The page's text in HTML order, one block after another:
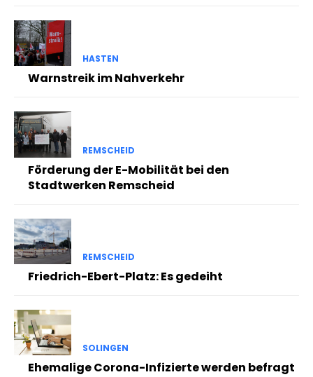
HASTEN
Warnstreik im Nahverkehr
REMSCHEID
Förderung der E-Mobilität bei den
Stadtwerken Remscheid
REMSCHEID
Friedrich-Ebert-Platz: Es gedeiht
SOLINGEN
Ehemalige Corona-Infizierte werden befragt